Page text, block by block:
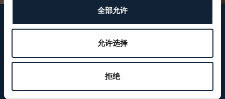
全部允许
允许选择
拒绝
關注我們
WeChat ID
Breguet_China